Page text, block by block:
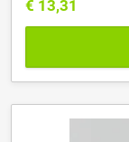
€ 13,31